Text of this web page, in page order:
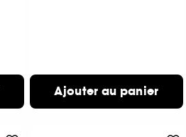
Ajouter au panier